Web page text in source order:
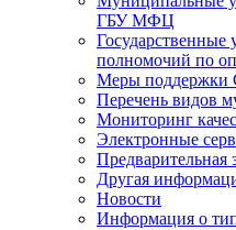
ГБУ МФЦ
Государственные
полномочий по
Меры
Перечень видов
Мониторинг
Электронные
Предварительная
Другая
Новости
Информация о